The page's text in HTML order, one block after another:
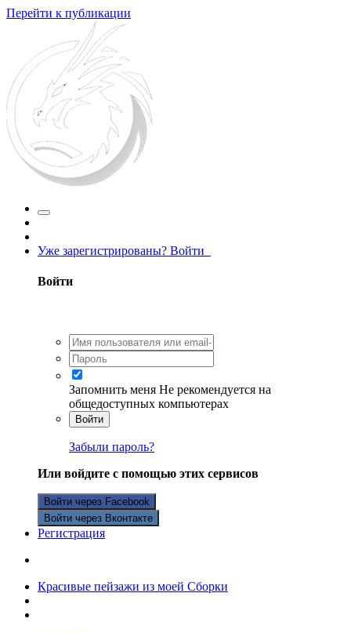
Перейти к публикации
Уже зарегистрированы? Войти
Войти
Запомнить меня Не рекомендуется на
общедоступных компьютерах
Войти
Забыли пароль?
Или войдите с помощью этих сервисов
Войти через Facebook
Войти через Вконтакте
Регистрация
Красивые пейзажи из моей Сборки